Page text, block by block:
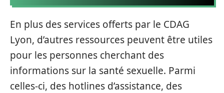
En plus des services offerts par le CDAG
Lyon, d’autres ressources peuvent être utiles
pour les personnes cherchant des
informations sur la santé sexuelle. Parmi
celles-ci, des hotlines d’assistance, des